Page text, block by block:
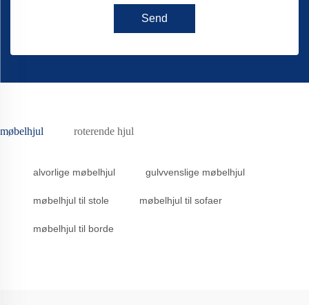
Send
møbelhjul roterende hjul
alvorlige møbelhjul gulvvenslige møbelhjul
møbelhjul til stole møbelhjul til sofaer
møbelhjul til borde